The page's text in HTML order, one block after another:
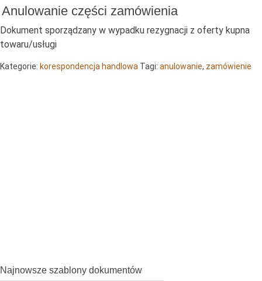
Anulowanie części zamówienia
Dokument sporządzany w wypadku rezygnacji z oferty kupna
towaru/usługi
Kategorie: korespondencja handlowa Tagi: anulowanie, zamówienie
Najnowsze szablony dokumentów